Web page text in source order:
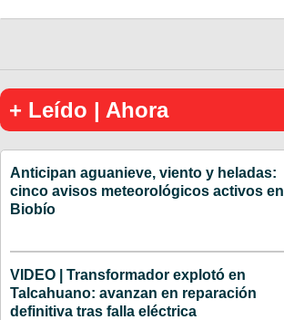
+ Leído | Ahora
Anticipan aguanieve, viento y heladas:
cinco avisos meteorológicos activos en
Biobío
VIDEO | Transformador explotó en
Talcahuano: avanzan en reparación
definitiva tras falla eléctrica